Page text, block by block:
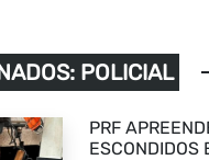
POLICIAL
PRF
ESCONDIDOS